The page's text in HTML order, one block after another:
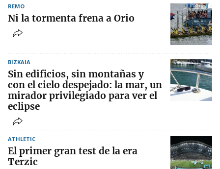
REMO
Ni la tormenta frena a Orio
BIZKAIA
Sin edificios, sin montañas y
con el cielo despejado: la mar, un
mirador privilegiado para ver el
eclipse
ATHLETIC
El primer gran test de la era
Terzic